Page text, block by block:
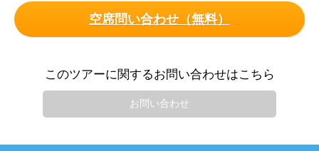
空席問い合わせ（無料）
このツアーに関するお問い合わせはこちら
お問い合わせ